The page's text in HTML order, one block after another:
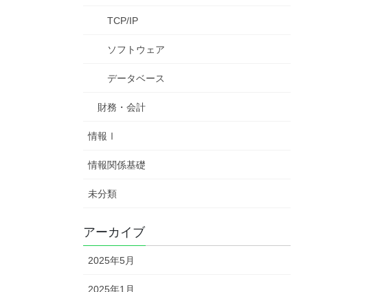
TCP/IP
ソフトウェア
データベース
財務・会計
情報Ⅰ
情報関係基礎
未分類
アーカイブ
2025年5月
2025年1月